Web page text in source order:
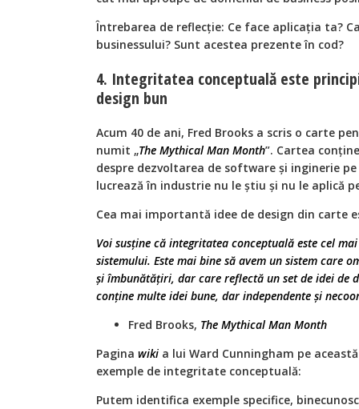
Întrebarea de reflecție: Ce face aplicația ta?
businessului? Sunt acestea prezente în cod?
4. Integritatea conceptuală este
design bun
Acum 40 de ani, Fred Brooks a scris o carte
numit „The Mythical Man Month”. Cartea
despre dezvoltarea de software și inginerie
lucrează în industrie nu le știu și nu le aplică
Cea mai importantă idee de design din carte
Voi susține că integritatea conceptuală este cel
sistemului. Este mai bine să avem un sistem care
și îmbunătățiri, dar care reflectă un set de idei de
conține multe idei bune, dar independente și
Fred Brooks, The Mythical Man Month
Pagina wiki a lui Ward Cunningham pe
exemple de integritate conceptuală:
Putem identifica exemple specifice,